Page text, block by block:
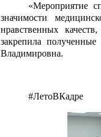
«Мероприятие
значимости
нравственных
закрепила
Владимировна.
#ЛетоВКадре